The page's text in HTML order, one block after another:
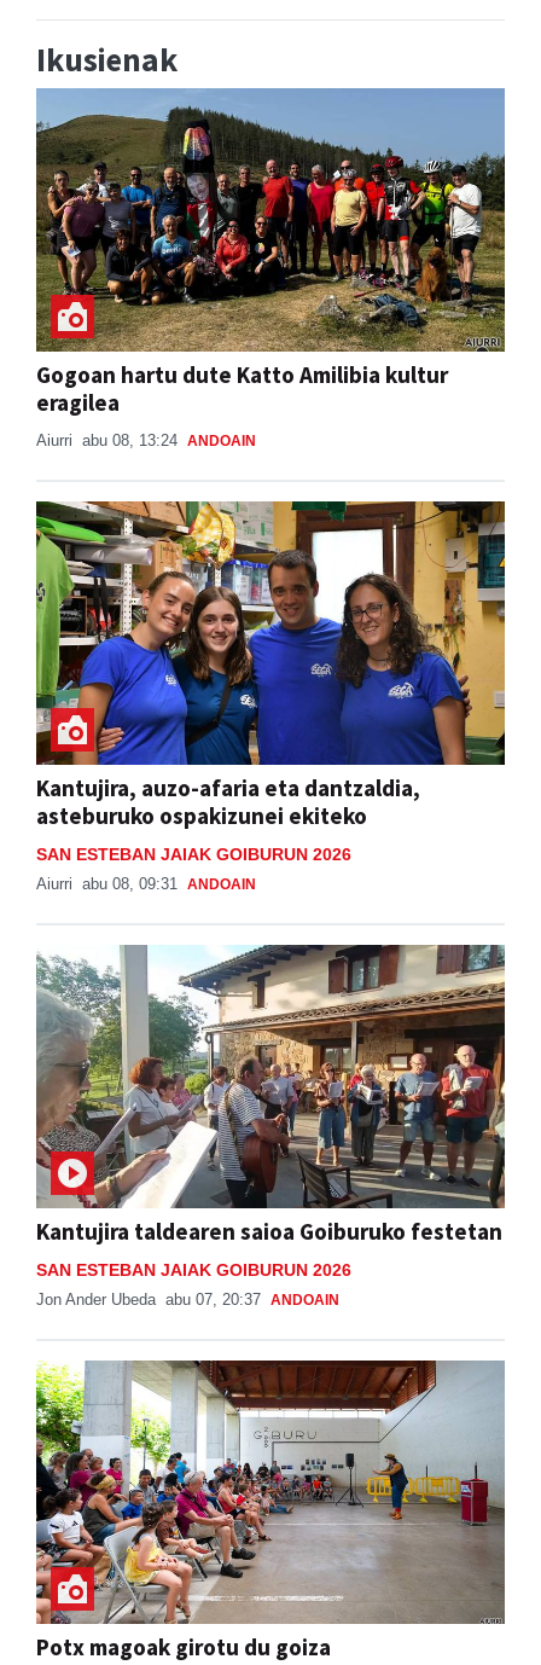
Ikusienak
Gogoan hartu dute Katto Amilibia kultur
eragilea
Aiurri abu 08, 13:24 ANDOAIN
Kantujira, auzo-afaria eta dantzaldia,
asteburuko ospakizunei ekiteko
SAN ESTEBAN JAIAK GOIBURUN 2026
Aiurri abu 08, 09:31 ANDOAIN
Kantujira taldearen saioa Goiburuko festetan
SAN ESTEBAN JAIAK GOIBURUN 2026
Jon Ander Ubeda abu 07, 20:37 ANDOAIN
Potx magoak girotu du goiza